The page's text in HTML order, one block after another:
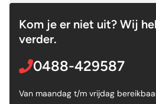
Kom je er niet uit? Wij
verder.
0488-429587
Van maandag t/m vrijdag